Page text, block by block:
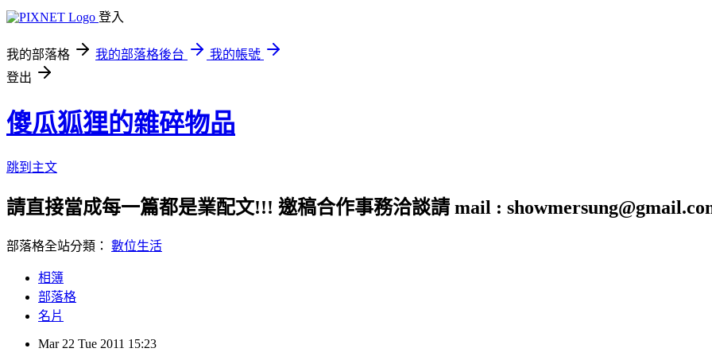
登入
我的部落格 我的部落格後台
我的帳號
登出
傻瓜狐狸的雜碎物品
跳到主文
請直接當成每一篇都是業配文!!! 邀稿合作事務洽談請 mail :
部落格全站分類： 數位生活
相簿
部落格
名片
Mar 22 Tue 2011 15:23